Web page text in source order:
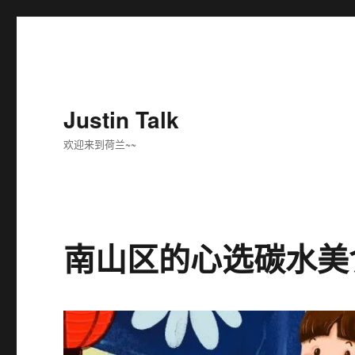
Justin Talk
欢迎来到荷兰~~
南山区的心选碳水